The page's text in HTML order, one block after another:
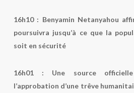
16h10: Benyamin Netanyahou
poursuivra jusqu’à ce que la
soit en sécurité
16h01 : Une source
l’approbation d’une trêve